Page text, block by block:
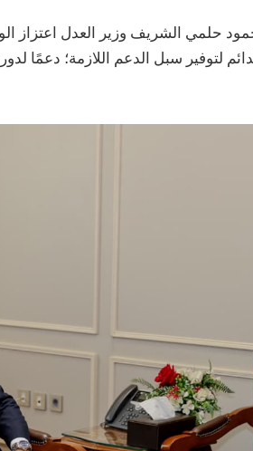
حلمي الشريف وزير العدل اعتزاز
لتوفير سبل الدعم اللازمة؛ دعمًا